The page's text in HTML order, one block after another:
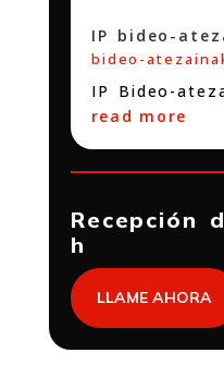
IP bideo-
bideo-
IP Bideo-
read more
Recepción
h
LLAME AHORA